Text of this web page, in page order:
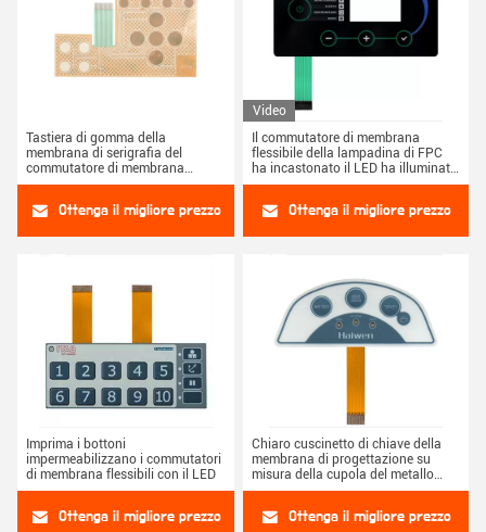
Tastiera di gomma della
membrana di serigrafia del
commutatore di membrana
dell'ANIMALE DOMESTICO dello
Ottenga il migliore prezzo
Video
Il commutatore di membrana
flessibile della lampadina di FPC
ha incastonato il LED ha illuminato
il commutatore di membrana
Ottenga il migliore prezzo
Imprima i bottoni
impermeabilizzano i commutatori
di membrana flessibili con il LED
Ottenga il migliore prezzo
Chiaro cuscinetto di chiave della
membrana di progettazione su
misura della cupola del metallo
della finestra commutatore tattile
Ottenga il migliore prezzo